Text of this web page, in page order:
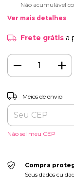
Não acumulável
Ver mais detalhes
Frete grátis a
Entregas para o CEP:
Meios de envio
Não sei meu CEP
Compra
Seus dados